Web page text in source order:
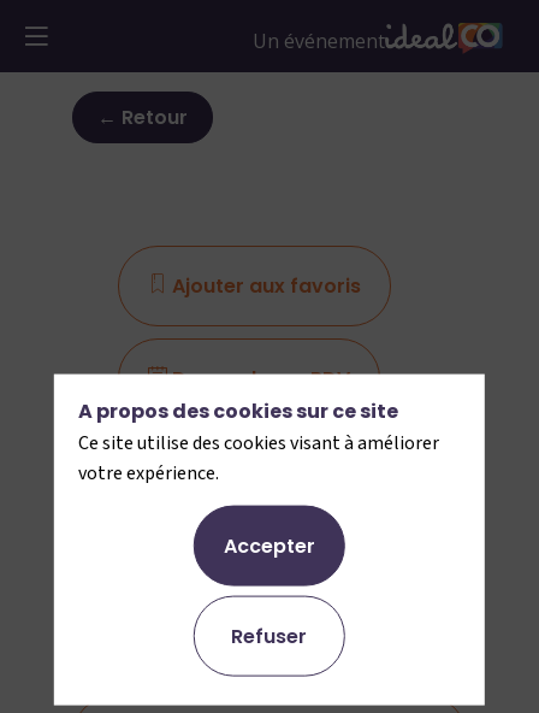
← Retour
Ajouter aux favoris
Demander un RDV
Envoyer un message
Ajouter aux favoris
Demander un RDV
A propos des cookies sur ce site
Ce site utilise des cookies visant à améliorer
votre expérience.
Accepter
Refuser